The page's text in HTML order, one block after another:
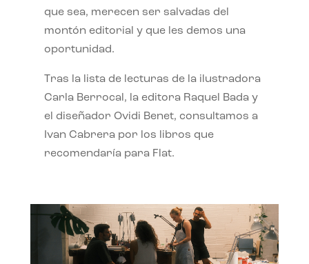
que sea, merecen ser salvadas del
montón editorial y que les demos una
oportunidad.
Tras la lista de lecturas de la ilustradora
Carla Berrocal, la editora Raquel Bada y
el diseñador Ovidi Benet, consultamos a
Ivan Cabrera por los libros que
recomendaría para Flat.